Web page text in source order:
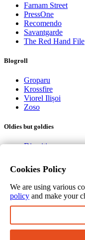
Farnam Street
PressOne
Recomendo
Savantgarde
The Red Hand File
Blogroll
Groparu
Krossfire
Viorel Ilișoi
Zoso
Oldies but goldies
Diacritica
Recomand
eJump Media
De ce nu
Amintiri şi poveşti
Cookies Policy
We are using various
policy and make your